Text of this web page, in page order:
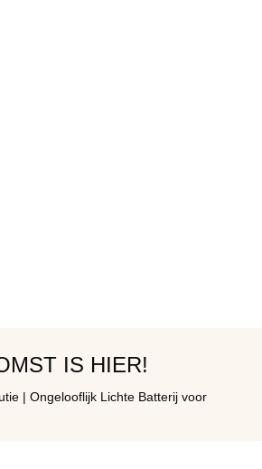
IS HIER!
| Ongelooflijk Lichte Batterij voor